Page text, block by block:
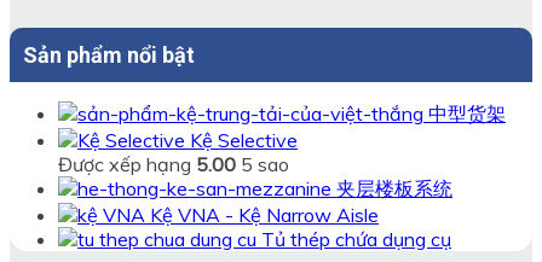
hệ
kệ
kho
kệ
Deep
theo
tiêu
Sản phẩm nổi bật
中型货架
Kệ Selective
Được xếp hạng 5.00 5 sao
夹层楼板系统
Kệ VNA - Kệ Narrow Aisle
Tủ thép chứa dụng cụ